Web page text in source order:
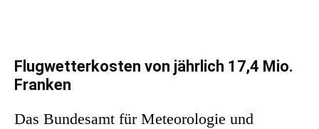
Flugwetterkosten von jährlich 17,4 Mio.
Franken
Das Bundesamt für Meteorologie und